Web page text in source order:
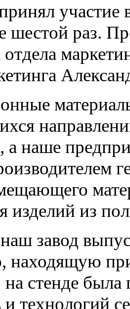
участие
раз.
отдела
наше
изделий из
завод
находящую
стенде была
и технологий